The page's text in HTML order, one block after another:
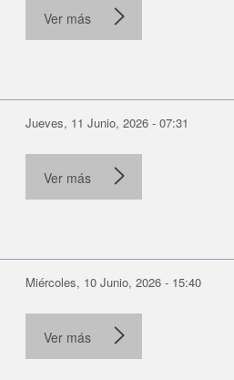
Ver más
Jueves, 11 Junio, 2026 - 07:31
Ver más
Miércoles, 10 Junio, 2026 - 15:40
Ver más